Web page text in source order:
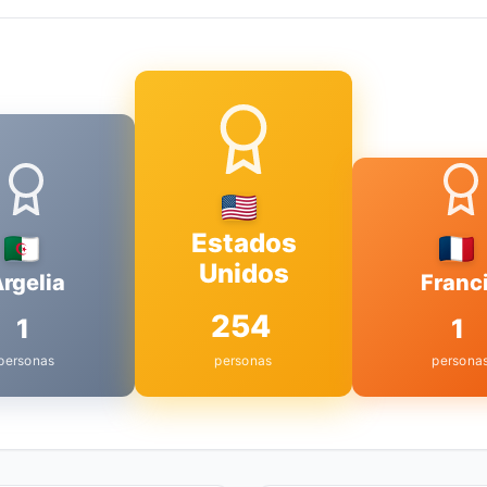
1
Estados
Unidos
254
personas
1